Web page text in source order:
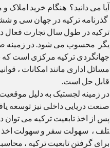
ترکیه در طول سال تجارت فعال
یگر محسوب می شود. در زمینه
جهانگردی ترکیه مرکزی است که
مسائل اداری مانند امکانات ،
قابل حل است.
در زمینه لجستیک به دلیل
صنعت دریایی داخلی نیز توسعه
پس از اخذ تابعیت ترکیه می
تلف ، سهولت سفر و سهولت اخذ
برای گرفتن تابعیت ترکیه ،